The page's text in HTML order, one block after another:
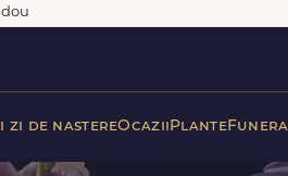
zi de nastereOcazii Plante